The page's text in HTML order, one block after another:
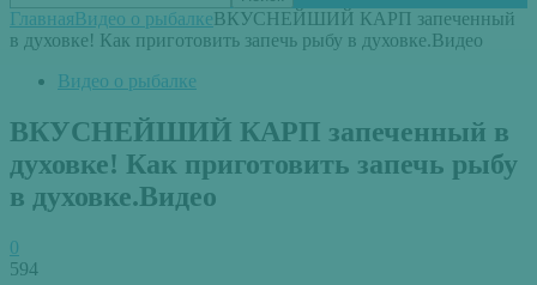
ГлавнаяВидео о рыбалкеВКУСНЕЙШИЙ КАРП запеченный
в духовке! Как приготовить запечь рыбу в духовке.Видео
Видео о рыбалке
ВКУСНЕЙШИЙ КАРП запеченный в
духовке! Как приготовить запечь рыбу
в духовке.Видео
0
594